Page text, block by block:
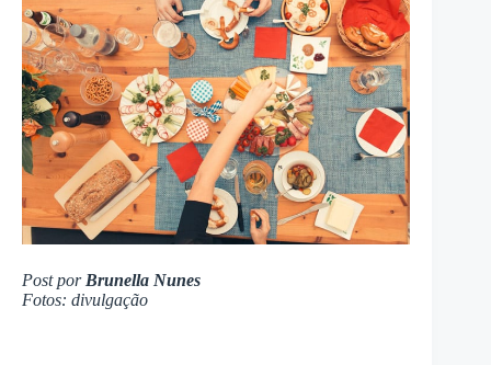
Post por Brunella Nunes
Fotos: divulgação